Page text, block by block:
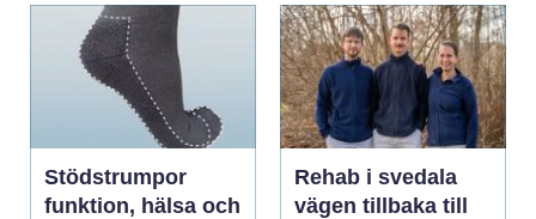
Stödstrumpor
funktion, hälsa och
Rehab i svedala
vägen tillbaka till